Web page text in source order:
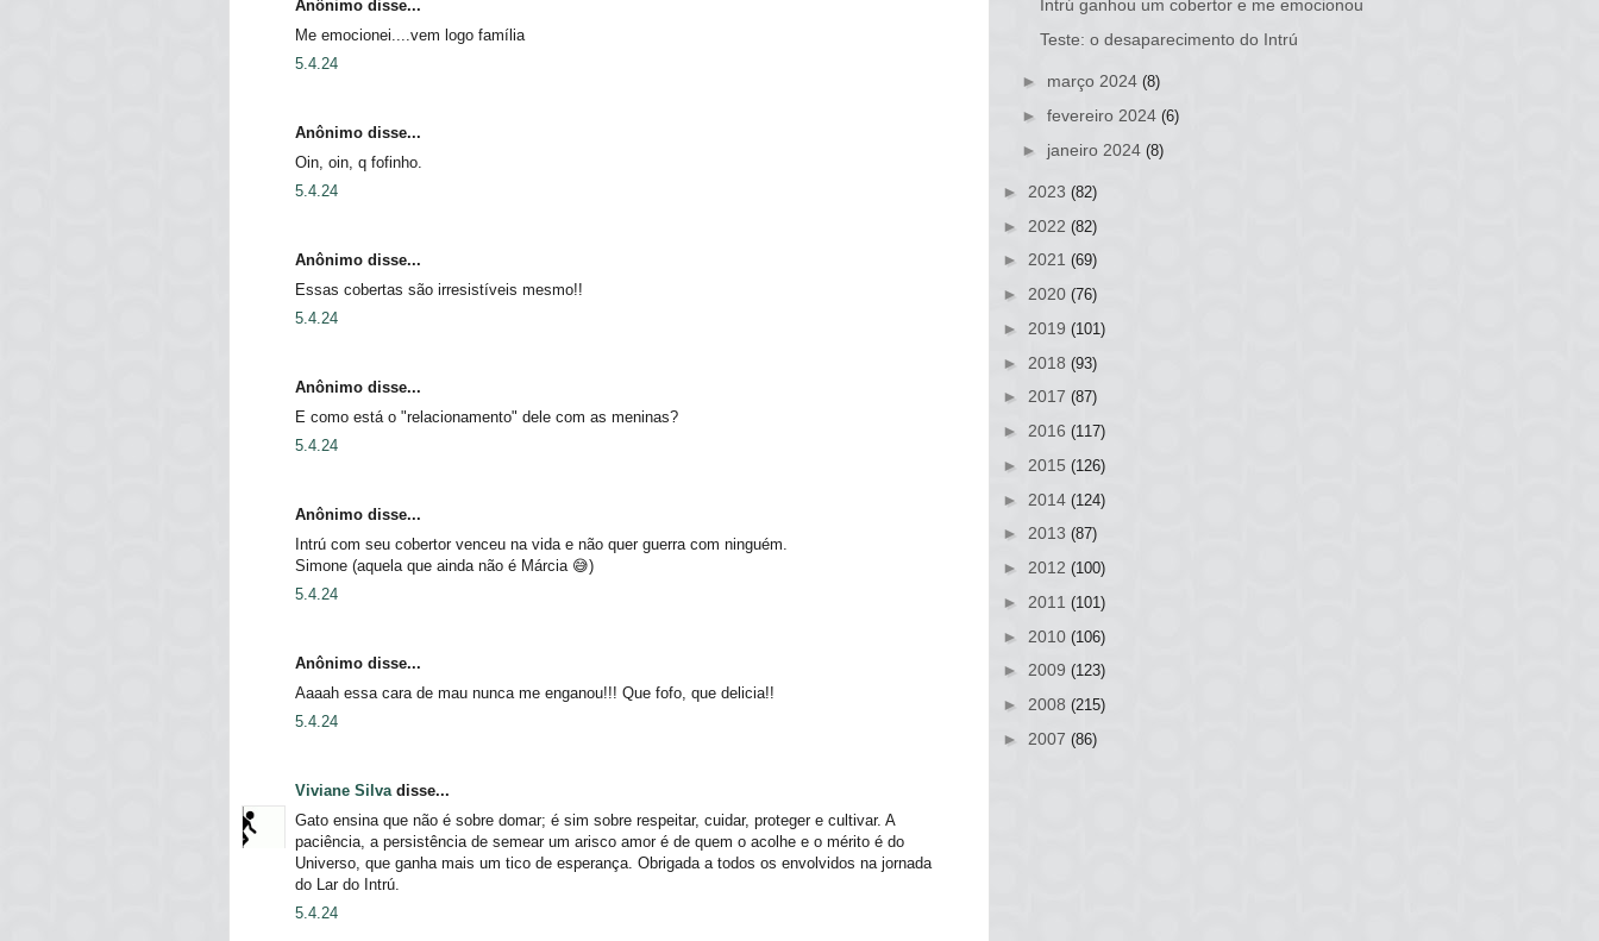
Anônimo disse...
Me emocionei....vem logo família
5.4.24
Anônimo disse...
Oin, oin, q fofinho.
5.4.24
Anônimo disse...
Essas cobertas são irresistíveis mesmo!!
5.4.24
Anônimo disse...
E como está o "relacionamento" dele com as meninas?
5.4.24
Anônimo disse...
Intrú com seu cobertor venceu na vida e não quer guerra com ninguém.
Simone (aquela que ainda não é Márcia 😅)
5.4.24
Anônimo disse...
Aaaah essa cara de mau nunca me enganou!!! Que fofo, que delicia!!
5.4.24
Viviane Silvadisse...
Gato ensina que não é sobre domar; é sim sobre respeitar, cuidar, proteger e cultivar. A
paciência, a persistência de semear um arisco amor é de quem o acolhe e o mérito é do
Universo, que ganha mais um tico de esperança. Obrigada a todos os envolvidos na jornada
do Lar do Intrú.
5.4.24
Intrú ganhou um cobertor e me emocionou
Teste: o desaparecimento do Intrú
► março 2024 (8)
► fevereiro 2024 (6)
► janeiro 2024 (8)
► 2023 (82)
► 2022 (82)
► 2021 (69)
► 2020 (76)
► 2019 (101)
► 2018 (93)
► 2017 (87)
► 2016 (117)
► 2015 (126)
► 2014 (124)
► 2013 (87)
► 2012 (100)
► 2011 (101)
► 2010 (106)
► 2009 (123)
► 2008 (215)
► 2007 (86)